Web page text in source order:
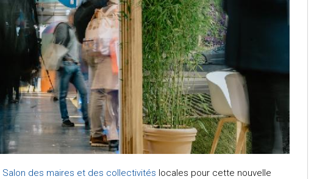
Salon des maires et des collectivités locales pour cette nouvelle